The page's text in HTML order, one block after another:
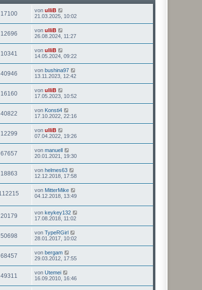
17100 von ulliB
21.03.2025, 10:02
12696 von ulliB
26.08.2024, 11:27
10341 von ulliB
14.05.2024, 09:22
40946 von bushina97
13.11.2023, 12:42
16160 von ulliB
17.05.2023, 10:52
40822 von Konsti4
17.10.2022, 22:16
12299 von ulliB
07.04.2022, 19:26
67657 von manuell
20.01.2021, 19:30
18863 von helmes63
12.12.2018, 17:58
von MitterMike
04.12.2018, 13:49
20179 von keykey132
17.08.2018, 11:02
50698 von TypeRGirl
28.01.2017, 10:02
68457 von bergam
29.03.2012, 17:55
49311 von Utemei
16.09.2010, 16:46